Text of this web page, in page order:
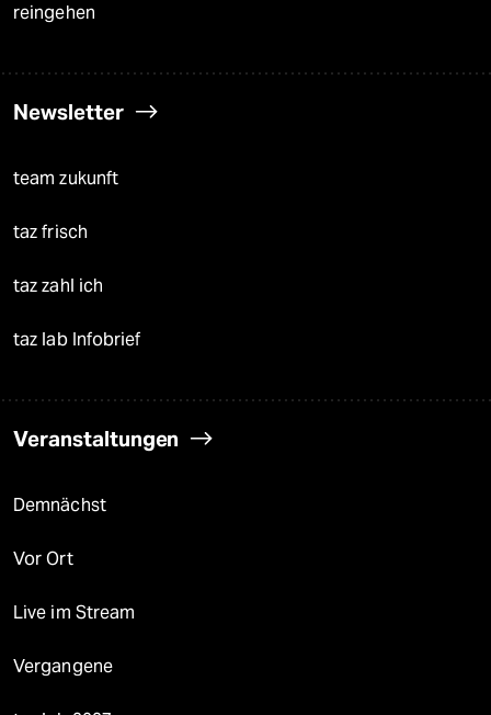
reingehen
Newsletter
team zukunft
taz frisch
taz zahl ich
taz lab Infobrief
Veranstaltungen
Demnächst
Vor Ort
Live im Stream
Vergangene